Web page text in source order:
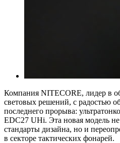
Компания NITECORE, лидер в
световых решений, с радостью
последнего прорыва:
EDC27 UHi. Эта новая модель не
стандарты дизайна, но и
в секторе тактических фонарей.